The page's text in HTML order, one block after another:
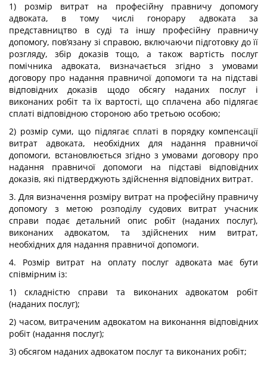
1) розмір витрат на професійну правничу допомогу
адвоката, в тому числі гонорару адвоката за
представництво в суді та іншу професійну правничу
допомогу, пов’язану зі справою, включаючи підготовку до її
розгляду, збір доказів тощо, а також вартість послуг
помічника адвоката, визначається згідно з умовами
договору про надання правничої допомоги та на підставі
відповідних доказів щодо обсягу наданих послуг і
виконаних робіт та їх вартості, що сплачена або підлягає
сплаті відповідною стороною або третьою особою;
2) розмір суми, що підлягає сплаті в порядку компенсації
витрат адвоката, необхідних для надання правничої
допомоги, встановлюється згідно з умовами договору про
надання правничої допомоги на підставі відповідних
доказів, які підтверджують здійснення відповідних витрат.
3. Для визначення розміру витрат на професійну правничу
допомогу з метою розподілу судових витрат учасник
справи подає детальний опис робіт (наданих послуг),
виконаних адвокатом, та здійснених ним витрат,
необхідних для надання правничої допомоги.
4. Розмір витрат на оплату послуг адвоката має бути
співмірним із:
1) складністю справи та виконаних адвокатом робіт
(наданих послуг);
2) часом, витраченим адвокатом на виконання відповідних
робіт (надання послуг);
3) обсягом наданих адвокатом послуг та виконаних робіт;